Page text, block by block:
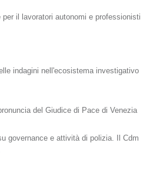
il lavoratori autonomi e professionisti
indagini nell'ecosistema investigativo
del Giudice di Pace di Venezia
governance e attività di polizia. Il Cdm